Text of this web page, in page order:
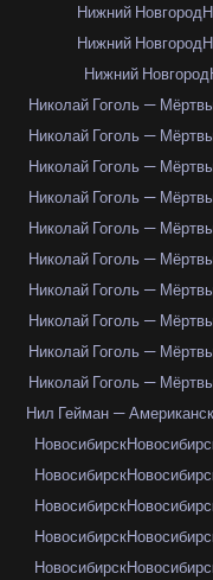
Нижний Новгород
Нижний Новгород
Нижний Новгород
Николай Гоголь —
Николай Гоголь —
Николай Гоголь —
Николай Гоголь —
Николай Гоголь —
Николай Гоголь —
Николай Гоголь —
Николай Гоголь —
Николай Гоголь —
Николай Гоголь —
Нил Гейман —
Новосибирск
Новосибирск
Новосибирск
Новосибирск
Новосибирск